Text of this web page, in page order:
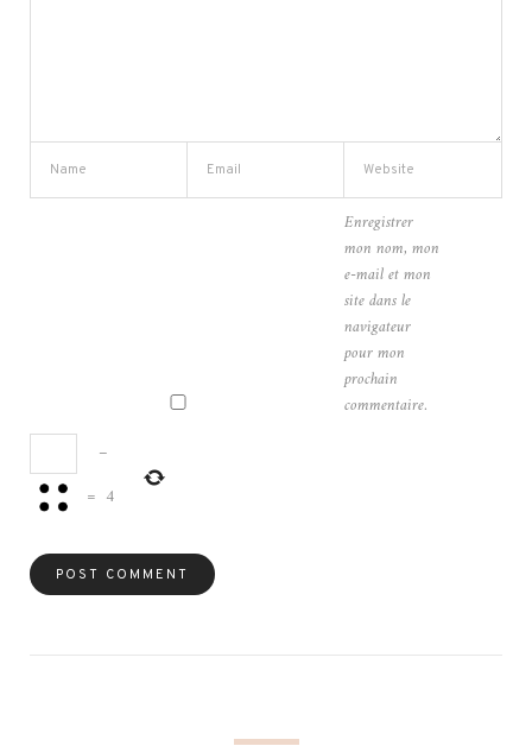
Enregistrer
mon nom, mon
e-mail et mon
site dans le
navigateur
pour mon
prochain
commentaire.
−
= 4